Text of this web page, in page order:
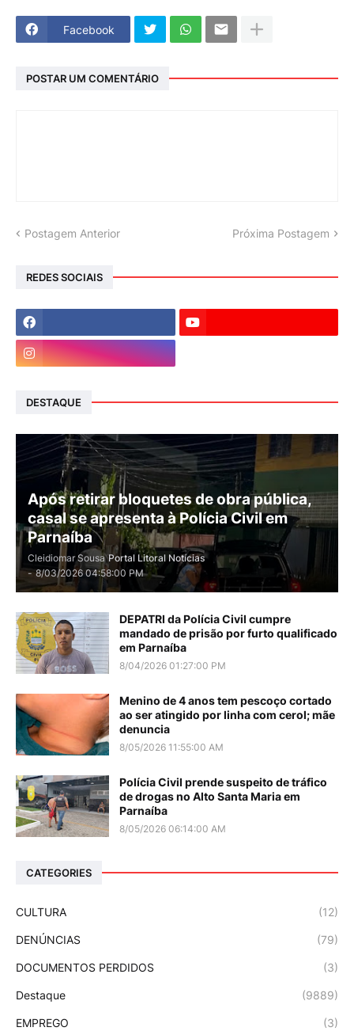
Facebook
POSTAR UM COMENTÁRIO
Postagem Anterior Próxima Postagem
REDES SOCIAIS
DESTAQUE
Após retirar bloquetes de obra pública,
casal se apresenta à Polícia Civil em
Parnaíba
Cleidiomar Sousa Portal Litoral Notícias
- 8/03/2026 04:58:00 PM
DEPATRI da Polícia Civil cumpre
mandado de prisão por furto qualificado
em Parnaíba
8/04/2026 01:27:00 PM
Menino de 4 anos tem pescoço cortado
ao ser atingido por linha com cerol; mãe
denuncia
8/05/2026 11:55:00 AM
Polícia Civil prende suspeito de tráfico
de drogas no Alto Santa Maria em
Parnaíba
8/05/2026 06:14:00 AM
CATEGORIES
CULTURA (12)
DENÚNCIAS (79)
DOCUMENTOS PERDIDOS (3)
Destaque (9889)
EMPREGO (3)